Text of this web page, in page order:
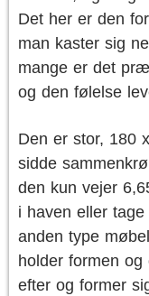
Det her er den
man kaster sig
mange er det
og den følelse
Den er stor, 180
sidde
den kun vejer
i haven eller
anden type
holder formen
efter og former